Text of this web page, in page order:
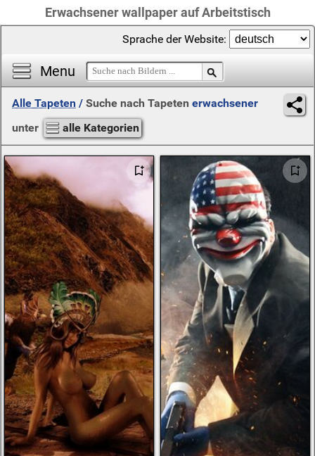
Erwachsener wallpaper auf Arbeitstisch
Menu
Sprache der Website:
Alle Tapeten / Suche nach Tapeten erwachsener
unter
alle Kategorien